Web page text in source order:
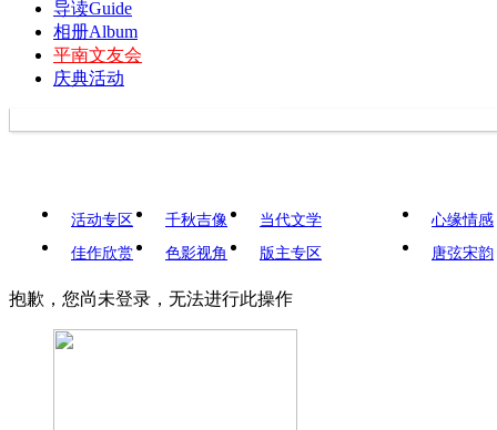
导读Guide
相册Album
平南文友会
庆典活动
活动专区 千秋吉像
当代文学
佳作欣赏
色影视角 版主专区
心缘情感
唐弦宋韵
抱歉，您尚未登录，无法进行此操作